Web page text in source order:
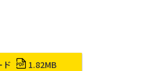
ド 1.82MB